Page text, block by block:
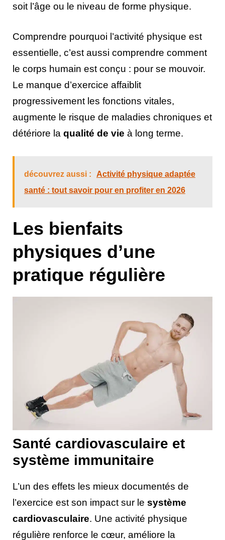
soit l’âge ou le niveau de forme physique.
Comprendre pourquoi l’activité physique est
essentielle, c’est aussi comprendre comment
le corps humain est conçu : pour se mouvoir.
Le manque d’exercice affaiblit
progressivement les fonctions vitales,
augmente le risque de maladies chroniques et
détériore la qualité de vie à long terme.
découvrez aussi :
Activité physique adaptée
santé : tout savoir pour en profiter en 2026
Les bienfaits
physiques d’une
pratique régulière
Santé cardiovasculaire et
système immunitaire
L’un des effets les mieux documentés de
l’exercice est son impact sur le système
cardiovasculaire. Une activité physique
régulière renforce le cœur, améliore la